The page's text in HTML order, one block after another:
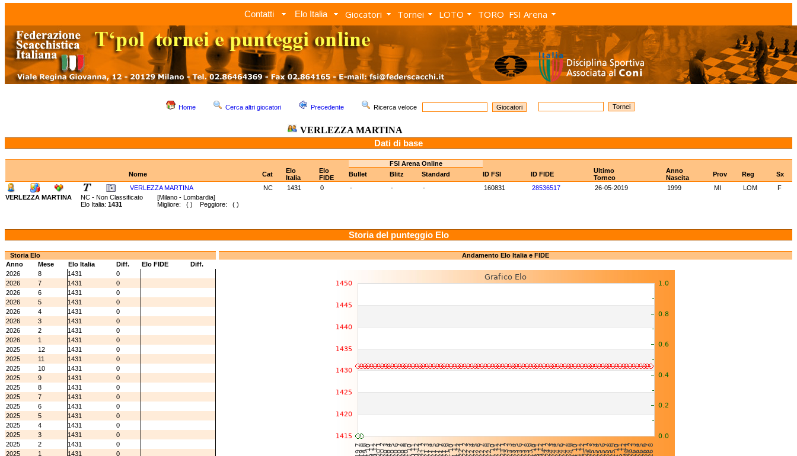
Contatti Elo Italia Giocatori Tornei LOTO TORO FSI Arena
Home Cerca altri giocatori Precedente Ricerca veloce
VERLEZZA MARTINA
Dati di base
FSI Arena Online
Nome
Cat
Elo
Italia
Elo
FIDE
Bullet Blitz Standard ID FSI ID FIDE
Ultimo
Torneo
Anno
Nascita
Prov Reg
Sx
VERLEZZA MARTINA
NC 1431 0 - - - 160831 28536517 26-05-2019 1999 MI LOM
F
VERLEZZA MARTINA
NC - Non Classificato [Milano - Lombardia]
Elo Italia: 1431 Migliore: ( ) Peggiore: ( )
Storia del punteggio Elo
Storia Elo
Anno
Mese Elo Italia Diff. Elo FIDE
Diff.
2026
8 1431
0
2026
7 1431
0
2026
6 1431
0
2026
5 1431
0
2026
4 1431
0
2026
3 1431
0
2026
2 1431
0
2026
1 1431
0
2025
12 1431
0
2025
11 1431
0
2025
10 1431
0
2025
9 1431
0
2025
8 1431
0
2025
7 1431
0
2025
6 1431
0
2025
5 1431
0
2025
4 1431
0
2025
3 1431
0
2025
2 1431
0
2025
1 1431
0
Andamento Elo Italia e FIDE